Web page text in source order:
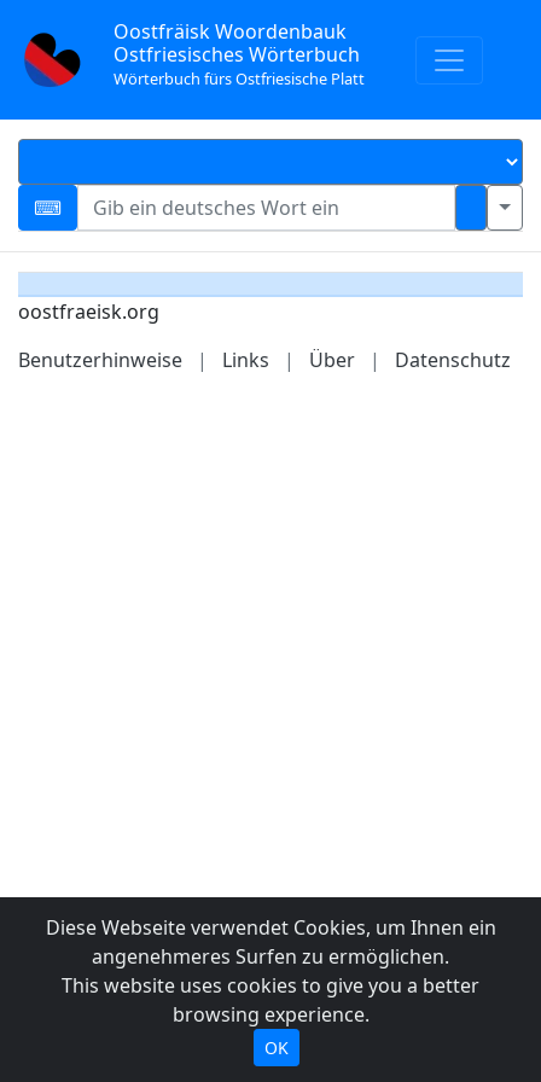
Oostfräisk Woordenbauk
Ostfriesisches Wörterbuch
Wörterbuch fürs Ostfriesische Platt
oostfraeisk.org
Benutzerhinweise
| Links | Über | Datenschutz
Diese Webseite verwendet Cookies, um Ihnen ein
angenehmeres Surfen zu ermöglichen.
This website uses cookies to give you a better
browsing experience.
OK